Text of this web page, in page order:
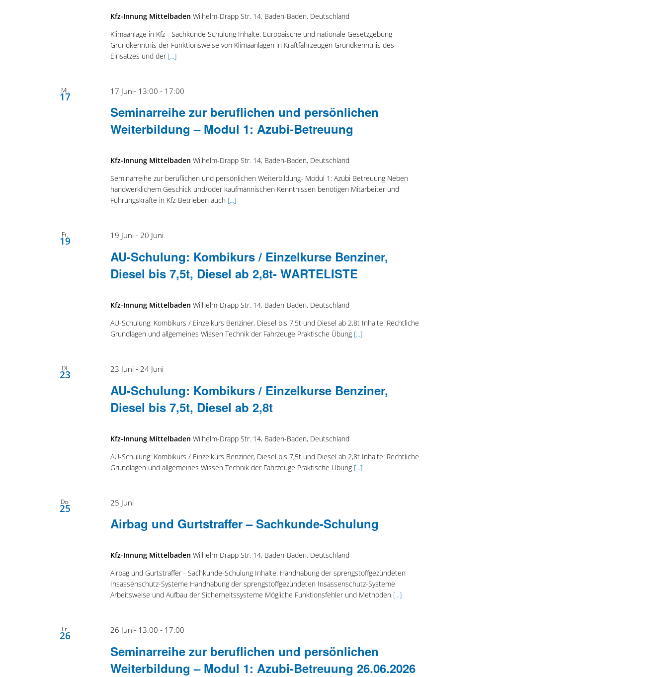
Kfz-Innung MittelbadenWilhelm-Drapp Str. 14, Baden-Baden, Deutschland
Klimaanlage in Kfz - Sachkunde Schulung Inhalte: Europäische und nationale Gesetzgebung
Grundkenntnis der Funktionsweise von Klimaanlagen in Kraftfahrzeugen Grundkenntnis des
Einsatzes und der [...]
Mi.
17
Seminarreihe zur beruflichen und persönlichen
Weiterbildung – Modul 1: Azubi-Betreuung
17 Juni- 13:00 - 17:00
Kfz-Innung MittelbadenWilhelm-Drapp Str. 14, Baden-Baden, Deutschland
Seminarreihe zur beruflichen und persönlichen Weiterbildung- Modul 1: Azubi Betreuung Neben
handwerklichem Geschick und/oder kaufmännischen Kenntnissen benötigen Mitarbeiter und
Führungskräfte in Kfz-Betrieben auch [...]
Fr.
19
AU-Schulung: Kombikurs / Einzelkurse Benziner,
Diesel bis 7,5t, Diesel ab 2,8t- WARTELISTE
19 Juni-20 Juni
Kfz-Innung MittelbadenWilhelm-Drapp Str. 14, Baden-Baden, Deutschland
AU-Schulung: Kombikurs / Einzelkurs Benziner, Diesel bis 7,5t und Diesel ab 2,8t Inhalte: Rechtliche
Grundlagen und allgemeines Wissen Technik der Fahrzeuge Praktische Übung [...]
Di.
23
AU-Schulung: Kombikurs / Einzelkurse Benziner,
Diesel bis 7,5t, Diesel ab 2,8t
23 Juni-24 Juni
Kfz-Innung MittelbadenWilhelm-Drapp Str. 14, Baden-Baden, Deutschland
AU-Schulung: Kombikurs / Einzelkurs Benziner, Diesel bis 7,5t und Diesel ab 2,8t Inhalte: Rechtliche
Grundlagen und allgemeines Wissen Technik der Fahrzeuge Praktische Übung [...]
Do.
25
Airbag und Gurtstraffer – Sachkunde-Schulung
25 Juni
Kfz-Innung MittelbadenWilhelm-Drapp Str. 14, Baden-Baden, Deutschland
Airbag und Gurtstraffer - Sachkunde-Schulung Inhalte: Handhabung der sprengstoffgezündeten
Insassenschutz-Systeme Handhabung der sprengstoffgezündeten Insassenschutz-Systeme
Arbeitsweise und Aufbau der Sicherheitssysteme Mögliche Funktionsfehler und Methoden [...]
Fr.
26
Seminarreihe zur beruflichen und persönlichen
Weiterbildung – Modul 1: Azubi-Betreuung 26.06.2026
26 Juni- 13:00 - 17:00